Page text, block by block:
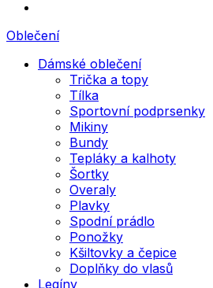
Oblečení
Dámské oblečení
Trička a topy
Tílka
Sportovní podprsenky
Mikiny
Bundy
Tepláky a kalhoty
Šortky
Overaly
Plavky
Spodní prádlo
Ponožky
Kšiltovky a čepice
Doplňky do vlasů
Legíny